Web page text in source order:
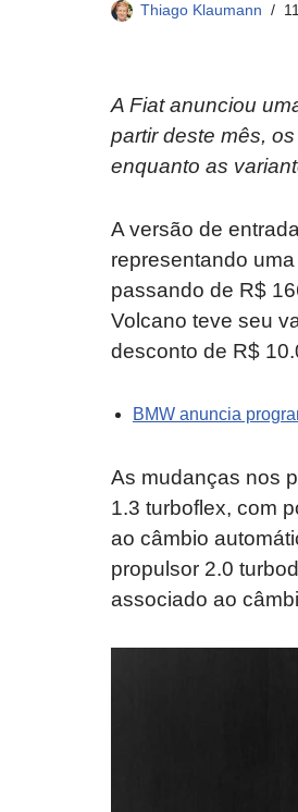
Thiago Klaumann
A Fiat anunciou
partir deste mês,
enquanto as
A versão de
representando
passando de R$
Volcano teve seu
desconto de R$
BMW anuncia
As mudanças nos
1.3 turboflex, com
ao câmbio
propulsor 2.0
associado ao